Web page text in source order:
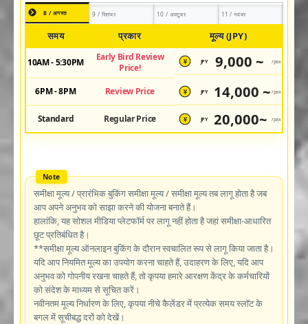
8 / अगस्त 9 / सितंबर 10 / अक्टूबर 11 / नवंबर
समय प्रकार मूल्य (JPY)
10AM - 5:30PM
Early Bird Review
Price!
¥ JPY 9,000 ~ /pax
6PM - 8PM Review Price ¥ JPY 14,000 ~ /pax
Standard Regular Price ¥ JPY 20,000~ /pax
समीक्षा मूल्य / प्रारंभिक बुकिंग समीक्षा मूल्य / समीक्षा मूल्य तब लागू होता है जब
आप अपने अनुभव को साझा करने की योजना बनाते हैं।
हालांकि, यह सोशल मीडिया प्लेटफॉर्म पर लागू नहीं होता है जहां समीक्षा-आधारित
छूट प्रतिबंधित है।
**समीक्षा मूल्य ऑनलाइन बुकिंग के दौरान स्वचालित रूप से लागू किया जाता है।
यदि आप नियमित मूल्य का उपयोग करना चाहते हैं, उदाहरण के लिए, यदि आप
अनुभव को गोपनीय रखना चाहते हैं, तो कृपया हमारे आरक्षण केंद्र के कर्मचारियों
को संदेश के माध्यम से सूचित करें।
नवीनतम मूल्य निर्धारण के लिए, कृपया नीचे कैलेंडर में प्रत्येक समय स्लॉट के
बगल में सूचीबद्ध दरों को देखें।